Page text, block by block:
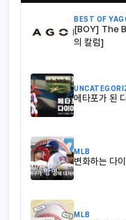
BEST OF
[BOY] The
의 칼럼]
메타포가 된
MLB
변화하는 다
MLB